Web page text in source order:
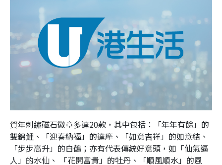
賀年刺繡磁石徽章多達20款，其中包括：「年年有餘」的
雙錦鯉、「迎春納福」的達摩、「如意吉祥」的如意結、
「步步高升」的白鶴；亦有代表傳統好意頭，如「仙氣逼
人」的水仙、 「花開富貴」的牡丹、「順風順水」的風